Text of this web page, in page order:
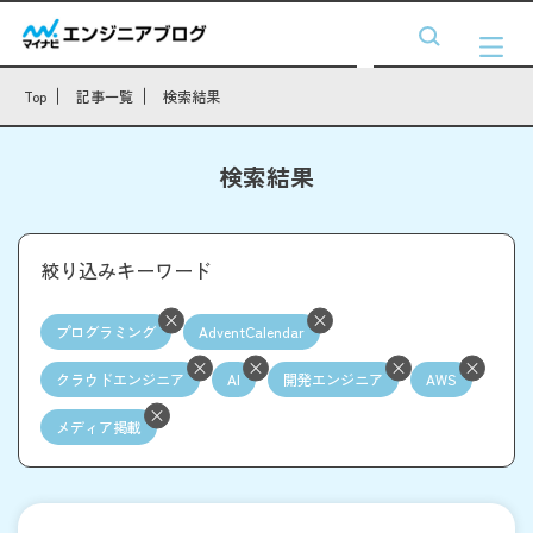
Top 記事一覧 検索結果
検索結果
絞り込みキーワード
プログラミング AdventCalendar
クラウドエンジニア AI 開発エンジニア AWS
メディア掲載